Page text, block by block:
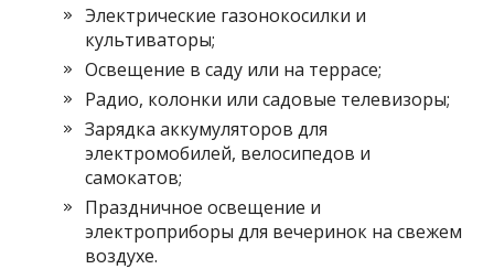
Электрические газонокосилки и
культиваторы;
Освещение в саду или на террасе;
Радио, колонки или садовые телевизоры;
Зарядка аккумуляторов для
электромобилей, велосипедов и
самокатов;
Праздничное освещение и
электроприборы для вечеринок на свежем
воздухе.